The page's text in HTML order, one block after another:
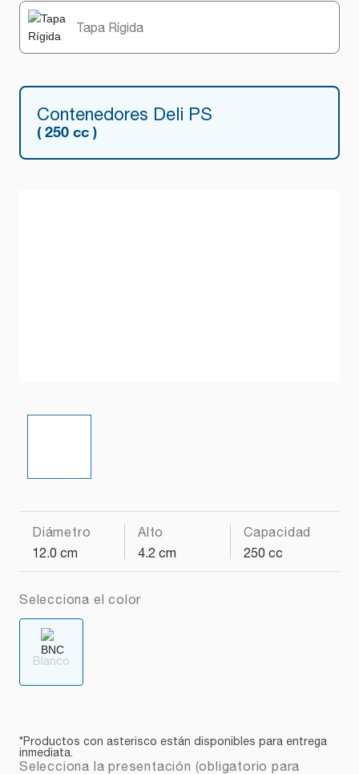
Tapa Rígida
Contenedores Deli PS
( 250 cc )
Diámetro
12.0 cm
Alto
4.2 cm
Capacidad
250 cc
Selecciona el color
Blanco
*Productos con asterisco están disponibles para entrega
inmediata.
Selecciona la presentación (obligatorio para